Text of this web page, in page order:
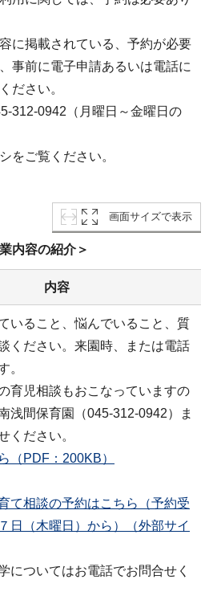
に掲載されている、予約が必要
事前に電子申請あるいは電話に
ださい。
312-0942（月曜日～金曜日の
ご覧ください。
画面サイズで表示
内容の紹介＞
内容
いること、悩んでいること、質
ください。来園時、または電話
。
育児相談もおこなっていますの
浅間保育園（045-312-0942）ま
ください。
（PDF：200KB）
て相談の予約はこちら（予約受
日（木曜日）から）（外部サイ
についてはお電話でお問合せく